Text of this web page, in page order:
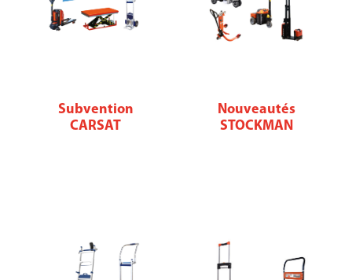
Subvention
CARSAT
Nouveautés
STOCKMAN